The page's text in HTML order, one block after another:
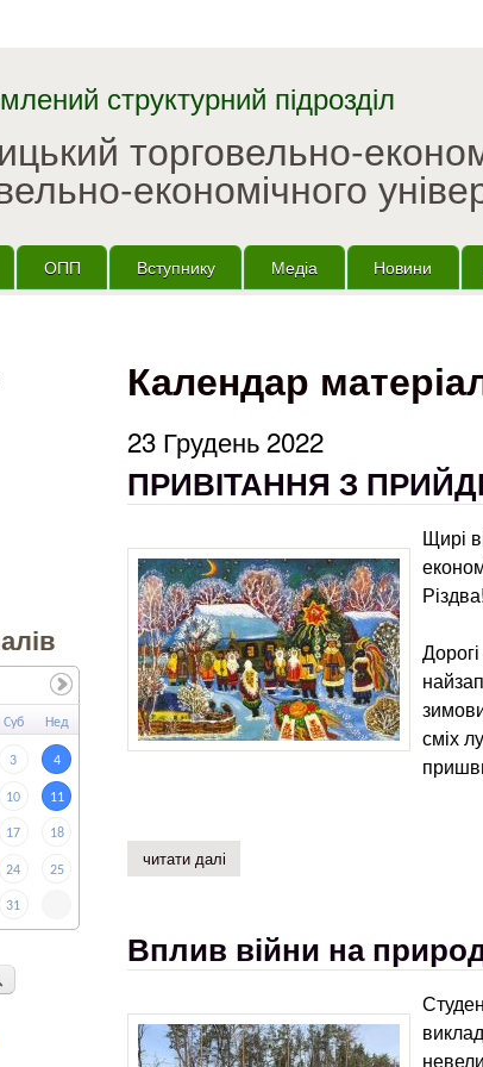
структурний підрозділ
торговельно-
економічного
ОПП Вступнику Медіа Новини
Календар
23 Грудень 2022
ПРИВІТАННЯ З
Щирі
Різдва!
сміх
читати далі
Вплив війни на
Суб Нед
3 4
10 11
17 18
24 25
31